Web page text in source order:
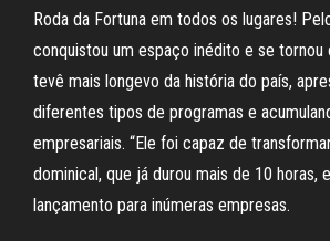
Roda da Fortuna em todos os lugares!
conquistou um espaço inédito e se tornou
tevê mais longevo da história do país,
diferentes tipos de programas e
empresariais. “Ele foi capaz de
dominical, que já durou mais de 10 horas,
lançamento para inúmeras empresas.